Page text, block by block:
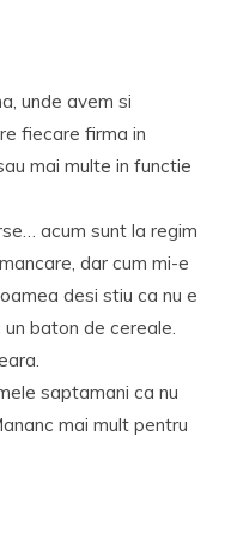
unde avem si
fiecare firma in
mai multe in functie
acum sunt la regim
dar cum mi-e
desi stiu ca nu e
baton de cereale.
saptamani ca nu
mai mult pentru